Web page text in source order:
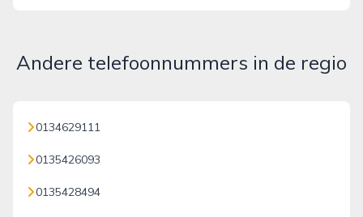
Andere telefoonnummers in de regio
0134629111
0135426093
0135428494